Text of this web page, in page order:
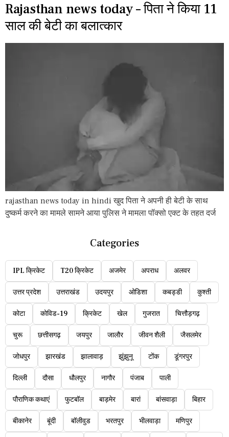
Rajasthan news today – पिता ने किया 11
साल की बेटी का बलात्कार
rajasthan news today in hindi खुद पिता ने अपनी ही बेटी के साथ
दुष्कर्म करने का मामले सामने आया पुलिस ने मामला पॉक्सो एक्ट के तहत दर्ज
Categories
IPL क्रिकेट T20 क्रिकेट अजमेर अपराध अलवर
उत्तर प्रदेश उत्तराखंड उदयपुर ओडिशा कबड्डी कुश्ती
कोटा कोविड-19 क्रिकेट खेल गुजरात चित्तौड़गढ़
चुरू छत्तीसगढ़ जयपुर जालौर जीवन शैली जैसलमेर
जोधपुर झारखंड झालावाड़ झुंझुनू टोंक डूंगरपुर
दिल्ली दौसा धौलपुर नागौर पंजाब पाली
पौराणिक कथाएं फुटबॉल बाड़मेर बारां बांसवाड़ा बिहार
बीकानेर बूंदी बॉलीवुड भरतपुर भीलवाड़ा मणिपुर